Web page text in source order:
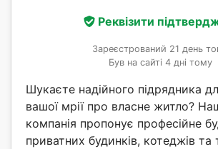
Реквізити
Зареєстрований 21 день
Був на сайті 4 дні тому
Шукаєте надійного підрядника
вашої мрії про власне житло?
компанія пропонує професійне
приватних будинків, котеджів та